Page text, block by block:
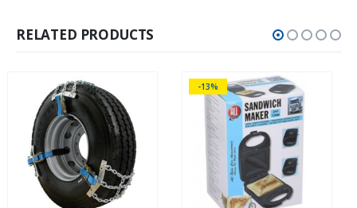
RELATED PRODUCTS